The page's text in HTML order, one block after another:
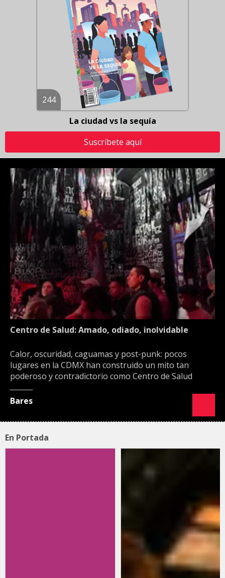
244
La ciudad vs la sequía
Suscríbete aquí
Centro de Salud: Amado, odiado, inolvidable
Calor, oscuridad, caguamas y post-punk: pocos
lugares en la CDMX han construido un mito tan
poderoso y contradictorio como Centro de Salud
Bares
En Portada